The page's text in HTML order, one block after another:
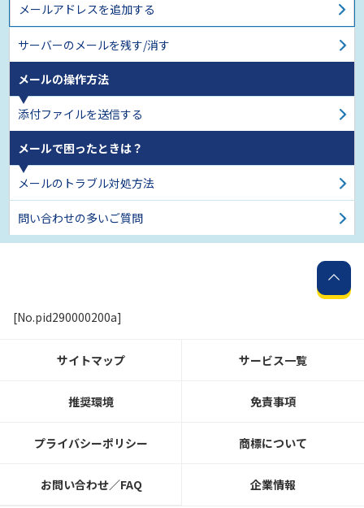
メールアドレスを追加する
サーバーのメールを残す/消す
メールの操作方法
添付ファイルを送信する
メールで困ったときは？
メールのトラブル対処方法
問い合わせの多いご質問
[No.pid290000200a]
サイトマップ サービス一覧
推奨環境 免責事項
プライバシーポリシー 商標について
お問い合わせ／FAQ 企業情報